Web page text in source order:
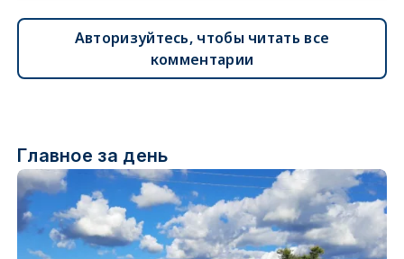
Авторизуйтесь, чтобы читать все
комментарии
Главное за день